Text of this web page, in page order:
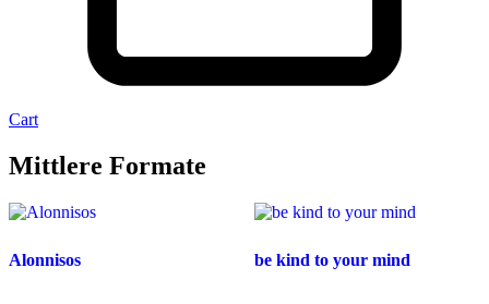
Cart
Mittlere Formate
Alonnisos be kind to your mind